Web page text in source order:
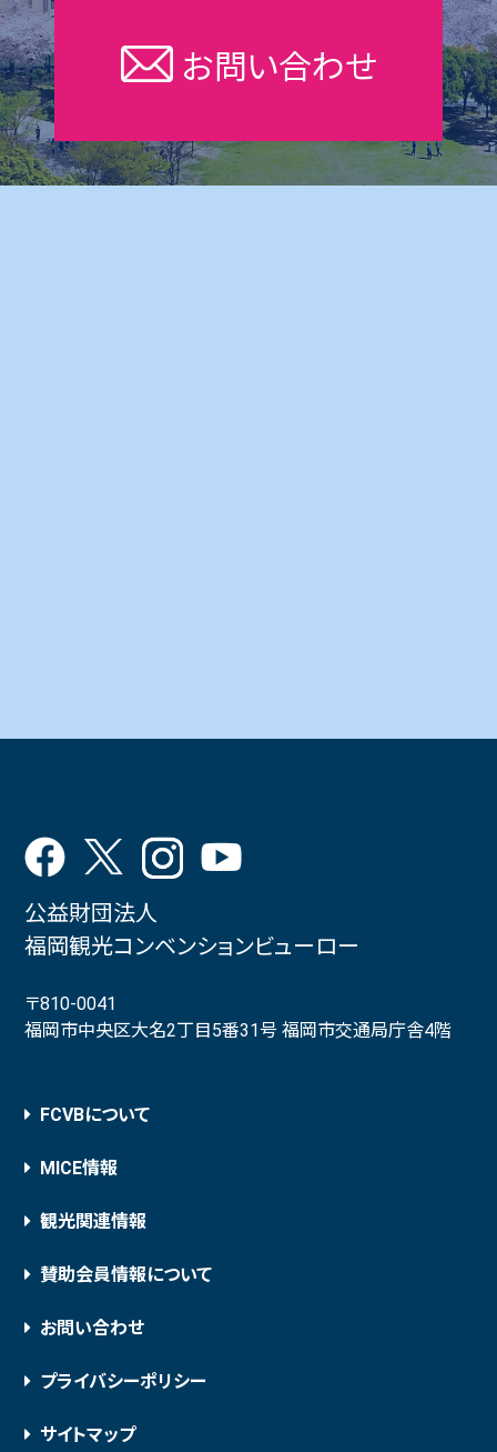
お問い合わせ
公益財団法人
福岡観光コンベンションビューロー
〒810-0041
福岡市中央区大名2丁目5番31号 福岡市交通局庁舎4階
FCVBについて
MICE情報
観光関連情報
賛助会員情報について
お問い合わせ
プライバシーポリシー
サイトマップ